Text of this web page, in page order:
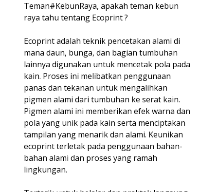
Teman#KebunRaya, apakah teman kebun
raya tahu tentang Ecoprint ?
Ecoprint adalah teknik pencetakan alami di
mana daun, bunga, dan bagian tumbuhan
lainnya digunakan untuk mencetak pola pada
kain. Proses ini melibatkan penggunaan
panas dan tekanan untuk mengalihkan
pigmen alami dari tumbuhan ke serat kain.
Pigmen alami ini memberikan efek warna dan
pola yang unik pada kain serta menciptakan
tampilan yang menarik dan alami. Keunikan
ecoprint terletak pada penggunaan bahan-
bahan alami dan proses yang ramah
lingkungan.